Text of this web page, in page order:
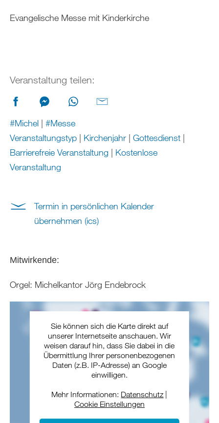
Evangelische Messe mit Kinderkirche
Veranstaltung teilen:
#Michel | #Messe
Veranstaltungstyp | Kirchenjahr | Gottesdienst |
Barrierefreie Veranstaltung | Kostenlose
Veranstaltung
Termin in persönlichen Kalender
übernehmen (ics)
Mitwirkende:
Orgel: Michelkantor Jörg Endebrock
Sie können sich die Karte direkt auf
unserer Internetseite anschauen. Wir
weisen darauf hin, dass Sie dabei in die
Übermittlung Ihrer personenbezogenen
Daten (z.B. IP-Adresse) an Google
einwilligen.
Mehr Informationen: Datenschutz
Cookie Einstellungen